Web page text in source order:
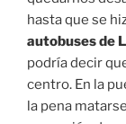
llegado a
Por eso
alojamientos
hecho, si